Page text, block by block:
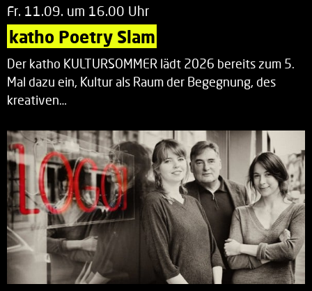
Fr. 11.09. um 16.00 Uhr
katho Poetry Slam
Der katho KULTURSOMMER lädt 2026 bereits zum 5.
Mal dazu ein, Kultur als Raum der Begegnung, des
kreativen…